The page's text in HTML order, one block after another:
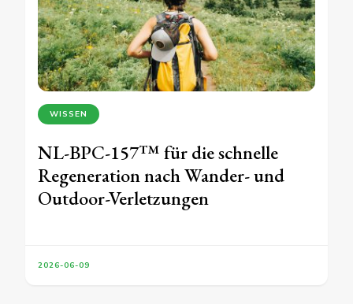
WISSEN
NL-BPC-157™ für die schnelle
Regeneration nach Wander- und
Outdoor-Verletzungen
2026-06-09